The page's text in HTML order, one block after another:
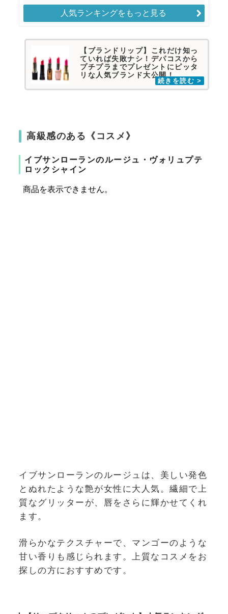
人気ランキングをもっと見る
【ブランドリップ】これだけ知っ
ていれば失敗ナシ！デパコスから
プチプラまでプレゼントにピッタ
リな人気ブランド大公開！
高級感のある《コスメ》
イブサンローランのルージュ・ヴォリュプテ
ロックシャイン
イブサンローランのルージュは、美しい発色
とぬれたような艶が女性に大人気。繊細で上
質なグリッターが、唇をさらに輝かせてくれ
ます。
滑らかなテクスチャーで、マンゴーのような
甘い香りも感じられます。上質なコスメをお
探しの方におすすめです。